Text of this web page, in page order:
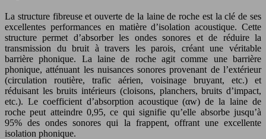
La structure fibreuse et ouverte de la laine de roche est la clé de ses
excellentes performances en matière d’isolation acoustique. Cette
structure permet d’absorber les ondes sonores et de réduire la
transmission du bruit à travers les parois, créant une véritable
barrière phonique. La laine de roche agit comme une barrière
phonique, atténuant les nuisances sonores provenant de l’extérieur
(circulation routière, trafic aérien, voisinage bruyant, etc.) et
réduisant les bruits intérieurs (cloisons, planchers, bruits d’impact,
etc.). Le coefficient d’absorption acoustique (αw) de la laine de
roche peut atteindre 0,95, ce qui signifie qu’elle absorbe jusqu’à
95% des ondes sonores qui la frappent, offrant une excellente
isolation phonique.